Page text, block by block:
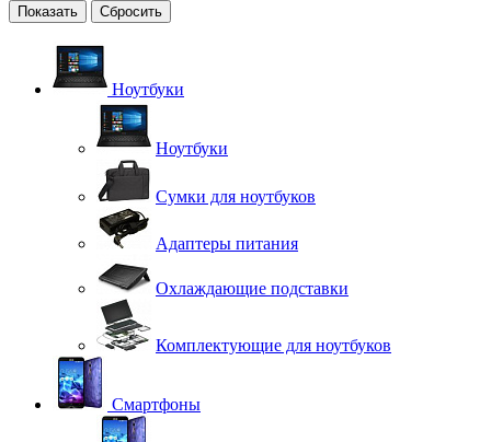
Сбросить
Ноутбуки
Ноутбуки
Сумки для ноутбуков
Адаптеры питания
Охлаждающие подставки
Комплектующие для ноутбуков
Смартфоны